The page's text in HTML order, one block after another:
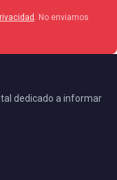
. No enviamos
dedicado a informar